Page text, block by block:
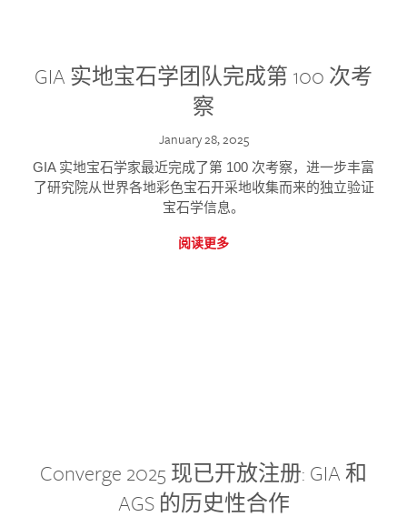
GIA 实地宝石学团队完成第 100 次考
察
January 28, 2025
GIA 实地宝石学家最近完成了第 100 次考察，进一步丰富
了研究院从世界各地彩色宝石开采地收集而来的独立验证
宝石学信息。
阅读更多
Converge 2025 现已开放注册: GIA 和
AGS 的历史性合作